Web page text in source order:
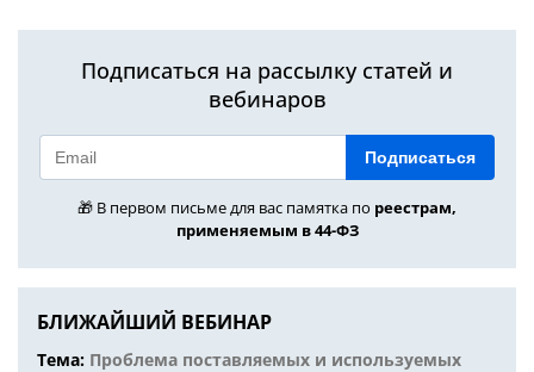
Подписаться на рассылку статей и
вебинаров
Подписаться
🎁 В первом письме для вас памятка по реестрам,
применяемым в 44-ФЗ
БЛИЖАЙШИЙ ВЕБИНАР
Тема: Проблема поставляемых и используемых